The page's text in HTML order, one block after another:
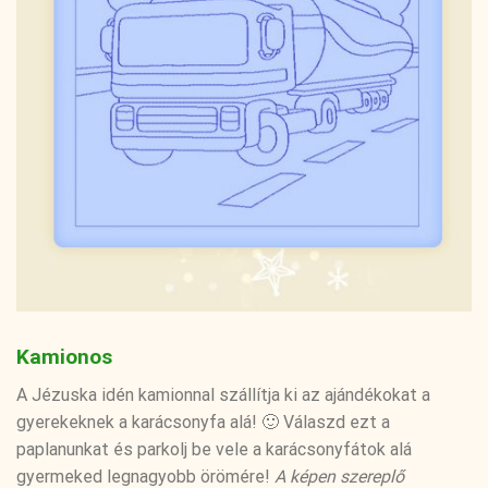
Kamionos
A Jézuska idén kamionnal szállítja ki az ajándékokat a
gyerekeknek a karácsonyfa alá! 🙂 Válaszd ezt a
paplanunkat és parkolj be vele a karácsonyfátok alá
gyermeked legnagyobb örömére! A képen szereplő